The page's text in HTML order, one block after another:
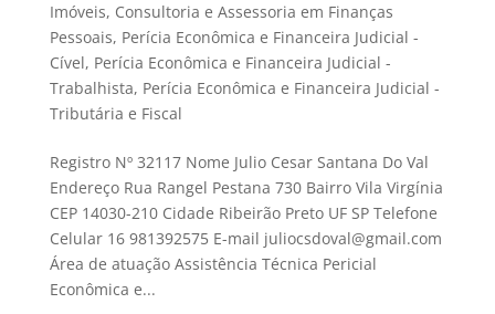
Imóveis, Consultoria e Assessoria em Finanças
Pessoais, Perícia Econômica e Financeira Judicial -
Cível, Perícia Econômica e Financeira Judicial -
Trabalhista, Perícia Econômica e Financeira Judicial -
Tributária e Fiscal
Registro Nº 32117 Nome Julio Cesar Santana Do Val
Endereço Rua Rangel Pestana 730 Bairro Vila Virgínia
CEP 14030-210 Cidade Ribeirão Preto UF SP Telefone
Celular 16 981392575 E-mail juliocsdoval@gmail.com
Área de atuação Assistência Técnica Pericial
Econômica e...